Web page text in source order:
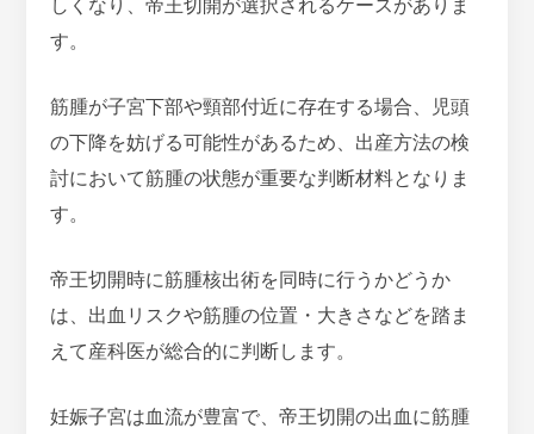
しくなり、帝王切開が選択されるケースがありま
す。
筋腫が子宮下部や頸部付近に存在する場合、児頭
の下降を妨げる可能性があるため、出産方法の検
討において筋腫の状態が重要な判断材料となりま
す。
帝王切開時に筋腫核出術を同時に行うかどうか
は、出血リスクや筋腫の位置・大きさなどを踏ま
えて産科医が総合的に判断します。
妊娠子宮は血流が豊富で、帝王切開の出血に筋腫